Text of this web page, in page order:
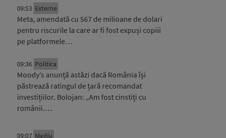
09:53 Externe
Meta, amendată cu 567 de milioane de dolari
pentru riscurile la care ar fi fost expuși copiii
pe platformele…
09:36 Politica
Moody’s anunță astăzi dacă România își
păstrează ratingul de țară recomandat
investițiilor. Bolojan: „Am fost cinstiți cu
românii.…
09:07 Mediu